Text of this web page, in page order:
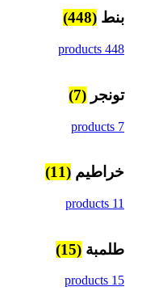
بنط (448)
448 products
تونجر (7)
7 products
خراطيم (11)
11 products
طلمبة (15)
15 products